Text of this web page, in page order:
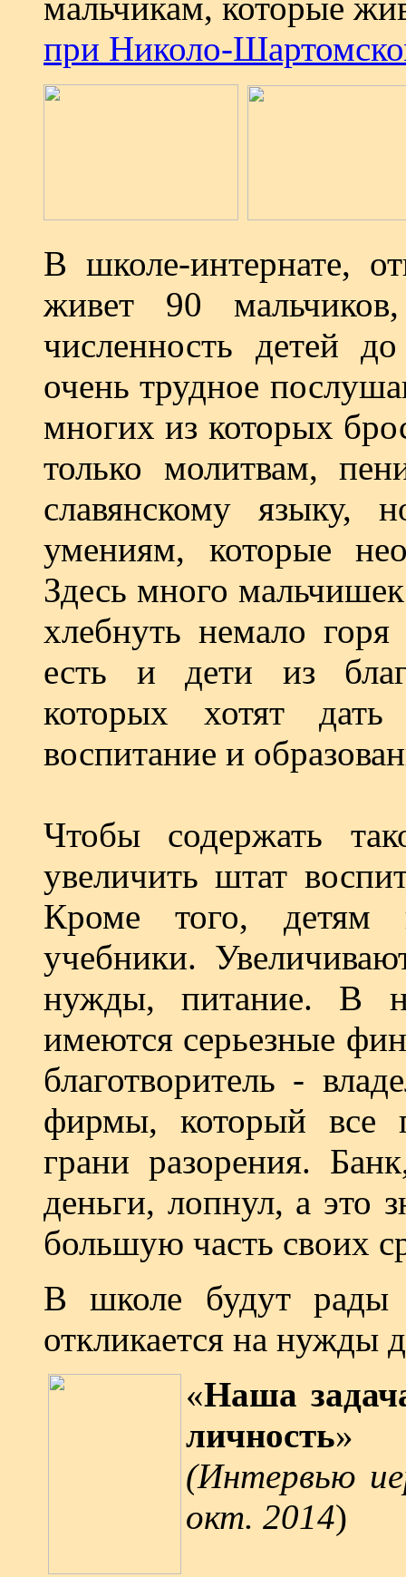
при Николо-
В школе-интернате,
живет 90
численность детей
очень трудное
многих из которых
только молитвам,
славянскому языку,
умениям, которые
Здесь много
хлебнуть немало
есть и дети из
которых хотят
воспитание и
Чтобы содержать
увеличить штат
Кроме того, детям
учебники.
нужды, питание. В
имеются серьезные
благотворитель -
фирмы, который все
грани разорения.
деньги, лопнул, а это
большую часть своих
В школе будут
откликается на нужды
«Наша
личность»
(Интервью
окт. 2014)